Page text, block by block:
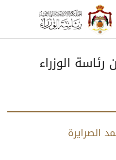
الوزراء
الصرايرة